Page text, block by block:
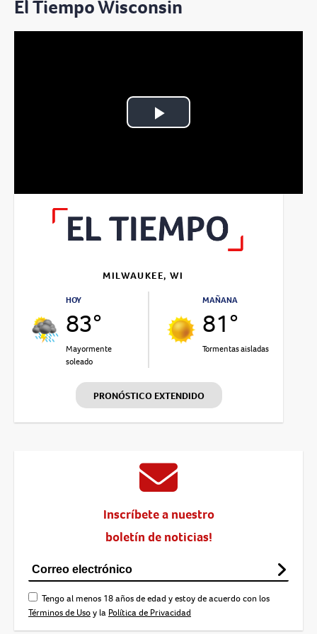
El Tiempo Wisconsin
Play
MILWAUKEE, WI
HOY
83°
Mayormente
soleado
MAÑANA
81°
Tormentas aisladas
PRONÓSTICO EXTENDIDO
Inscríbete a nuestro
boletín de noticias!
Tengo al menos 18 años de edad y estoy de acuerdo con los
Términos de Usoy la Política de Privacidad